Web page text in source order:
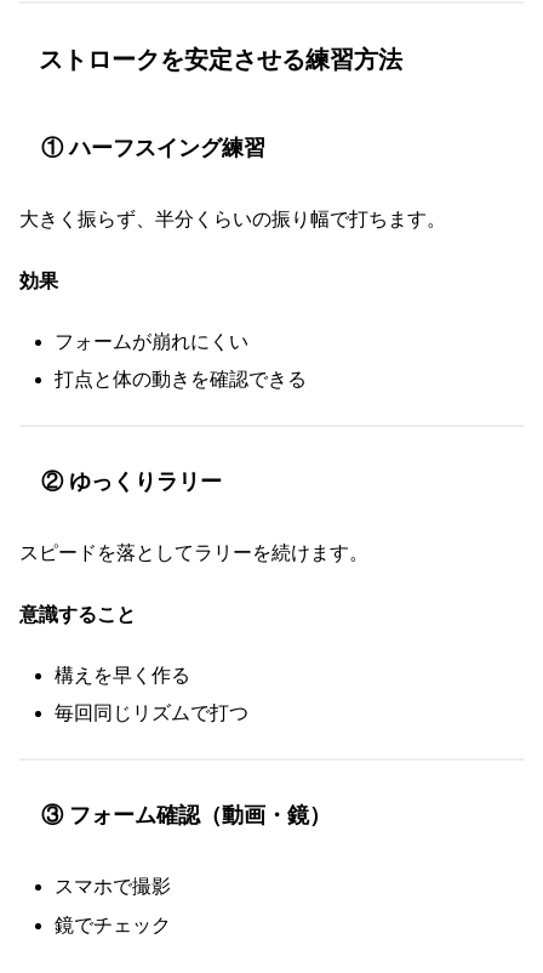
ストロークを安定させる練習方法
① ハーフスイング練習
大きく振らず、半分くらいの振り幅で打ちます。
効果
フォームが崩れにくい
打点と体の動きを確認できる
② ゆっくりラリー
スピードを落としてラリーを続けます。
意識すること
構えを早く作る
毎回同じリズムで打つ
③ フォーム確認（動画・鏡）
スマホで撮影
鏡でチェック